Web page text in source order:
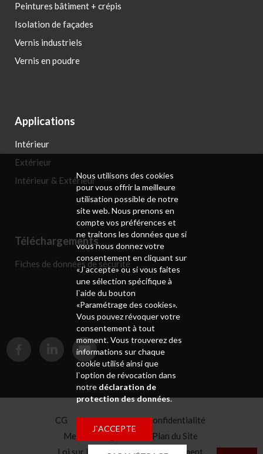
Peintures bâtiment + crépis
Isolation de façades
Vernis industriels
Vernis en poudre
Applications
Intérieur
Extérieur
Intérieur & Extérieur
Téléchargements
Fiches de données de sécurité
CG
Déclaration de confidentialité
Mentions légales
Plan du Site
Loi sur la chaîne d'approvisionnement
Nous utilisons des cookies
pour vous offrir la meilleure
utilisation possible de notre
site web. Nous prenons en
compte vos préférences et
ne traitons les données que si
vous nous donnez votre
consentement en cliquant sur
«J`accepte» ou si vous faites
une sélection spécifique à
l`aide du bouton
«Paramétrage des cookies».
Vous pouvez révoquer votre
consentement à tout
moment. Vous trouverez des
informations sur chaque
cookie utilisé ainsi que
l`option de révocation dans
notre déclaration de
protection des données.
J`ACCEPTE